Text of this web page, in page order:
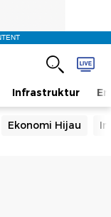
Infrastruktur
Ekonomi Hijau